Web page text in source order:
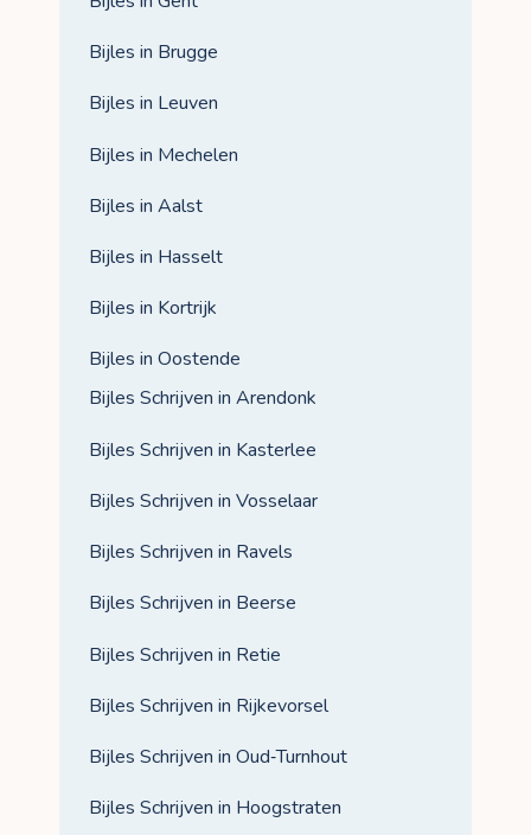
Bijles in Brugge
Bijles in Leuven
Bijles in Mechelen
Bijles in Aalst
Bijles in Hasselt
Bijles in Kortrijk
Bijles in Oostende
Bijles Schrijven in Arendonk
Bijles Schrijven in Kasterlee
Bijles Schrijven in Vosselaar
Bijles Schrijven in Ravels
Bijles Schrijven in Beerse
Bijles Schrijven in Retie
Bijles Schrijven in Rijkevorsel
Bijles Schrijven in Oud‑Turnhout
Bijles Schrijven in Hoogstraten